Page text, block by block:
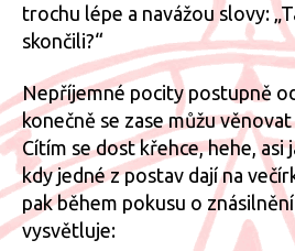
trochu lépe a navážou slovy:
skončili?“
Nepříjemné pocity postupně
konečně se zase můžu
Cítím se dost křehce, hehe, asi
kdy jedné z postav dají na
pak během pokusu o
vysvětluje: